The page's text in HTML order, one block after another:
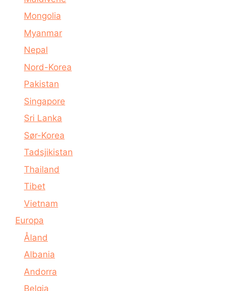
Mongolia
Myanmar
Nepal
Nord-Korea
Pakistan
Singapore
Sri Lanka
Sør-Korea
Tadsjikistan
Thailand
Tibet
Vietnam
Europa
Åland
Albania
Andorra
Belgia